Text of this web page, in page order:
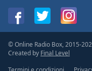
© Online Radio Box, 2015-
Created by Final Level